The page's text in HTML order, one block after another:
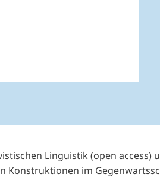
Linguistik (open
Konstruktionen im